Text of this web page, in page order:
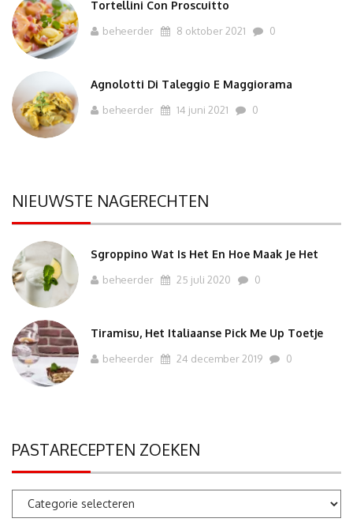
Tortellini Con Proscuitto
beheerder 8 oktober 2021 0
Agnolotti Di Taleggio E Maggiorama
beheerder 14 juni 2021 0
NIEUWSTE NAGERECHTEN
Sgroppino Wat Is Het En Hoe Maak Je Het
beheerder 25 juli 2020 0
Tiramisu, Het Italiaanse Pick Me Up Toetje
beheerder 24 december 2019 0
PASTARECEPTEN ZOEKEN
Pastarecepten
zoeken